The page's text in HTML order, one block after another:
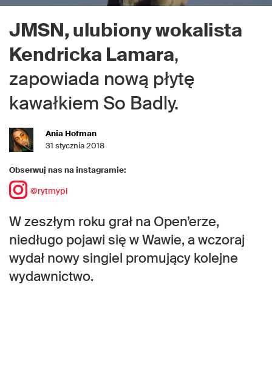
JMSN, ulubiony wokalista
Kendricka Lamara,
zapowiada nową płytę
kawałkiem So Badly.
Ania Hofman
31 stycznia 2018
Obserwuj nas na instagramie:
@rytmypl
W zeszłym roku grał na Open’erze,
niedługo pojawi się w Wawie, a wczoraj
wydał nowy singiel promujący kolejne
wydawnictwo.